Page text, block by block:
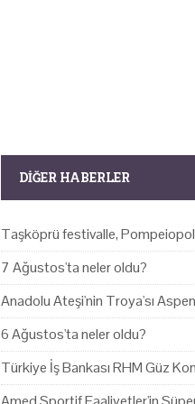
DIĞER HABERLER
Taşköprü festivalle,
7 Ağustos'ta neler oldu?
Anadolu Ateşi'nin Troya'sı
6 Ağustos'ta neler oldu?
Türkiye İş Bankası RHM Güz